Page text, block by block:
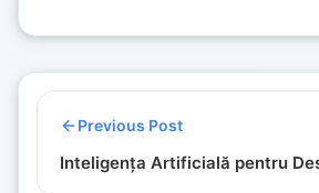
Previous Post
Inteligența Artificială pentru